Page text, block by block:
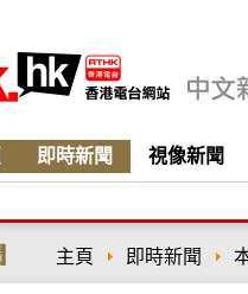
即時新聞 視像新聞
主頁 即時新聞